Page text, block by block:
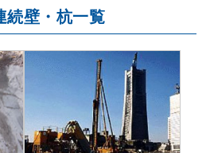
続壁・杭一覧